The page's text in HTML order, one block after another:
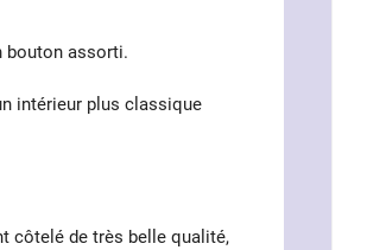
bouton assorti.
intérieur plus classique
côtelé de très belle qualité,